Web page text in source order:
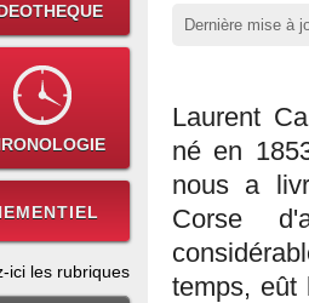
ici les rubriques
Dernière mise à
Laurent
né en
nous a
Corse
temps, eût